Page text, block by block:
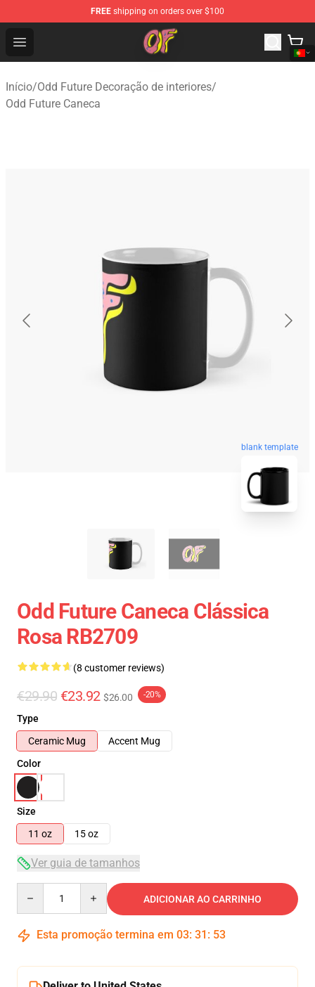
FREE shipping on orders over $100
Open menu
Odd Future Shop - Official Odd Future Merchandise Store
Início/Odd Future Decoração de interiores/
Odd Future Caneca
blank template
Odd Future Caneca Clássica
Rosa RB2709
(8 customer reviews)
€29.90 €23.92 $26.00 -20%
Type
Ceramic Mug
Accent Mug
Color
Size
11 oz
15 oz
Ver guia de tamanhos
ADICIONAR AO CARRINHO
Esta promoção termina em 03: 31 : 53